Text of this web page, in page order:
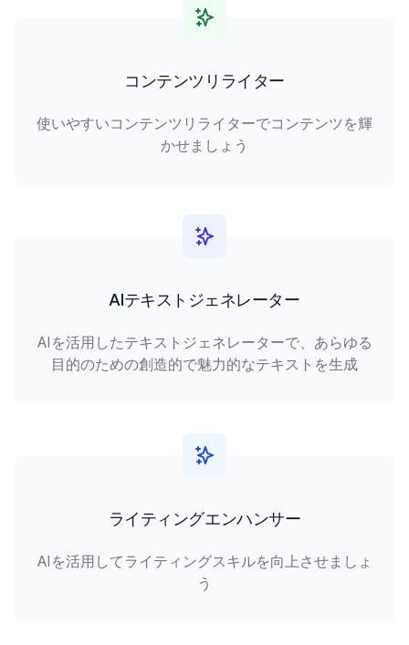
コンテンツリライター
使いやすいコンテンツリライターでコンテンツを輝
かせましょう
AIテキストジェネレーター
AIを活用したテキストジェネレーターで、あらゆる
目的のための創造的で魅力的なテキストを生成
ライティングエンハンサー
AIを活用してライティングスキルを向上させましょ
う